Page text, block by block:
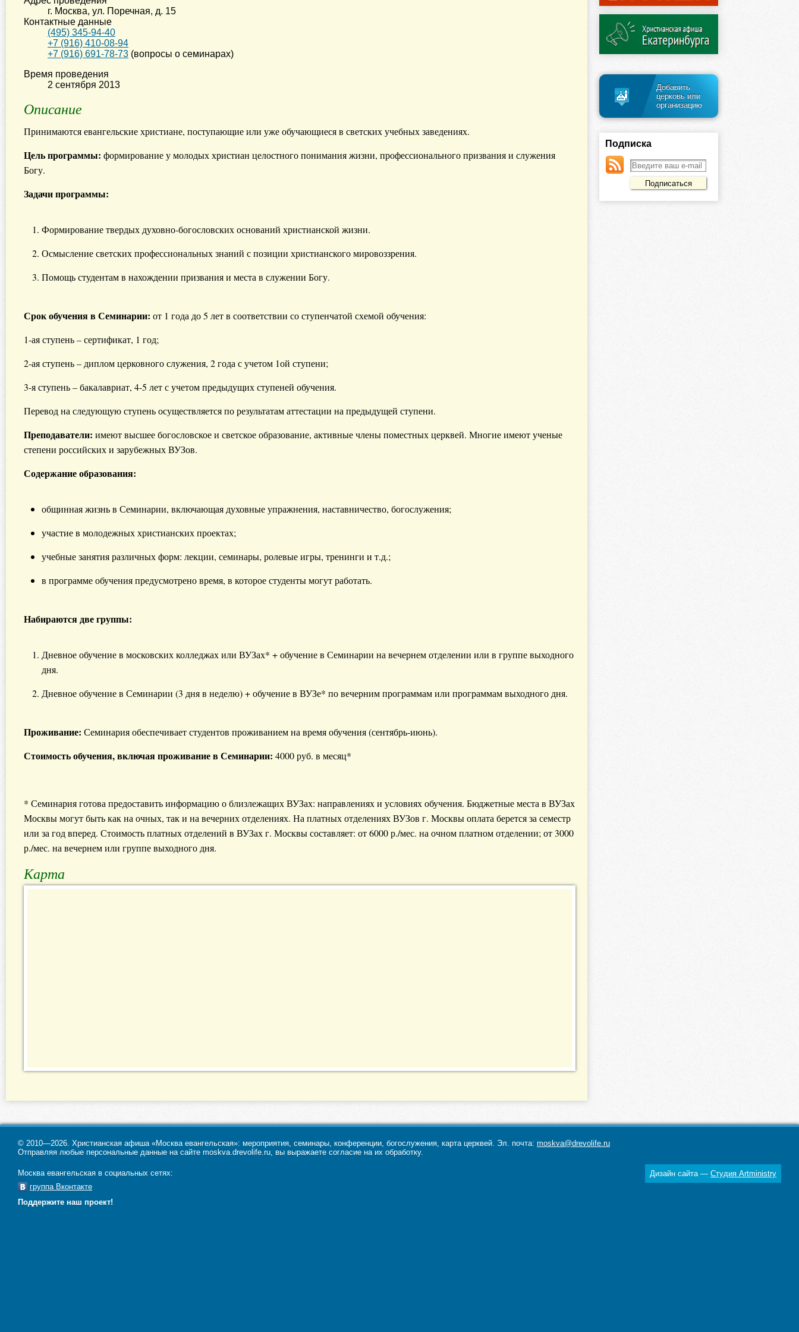
г. Москва, ул. Поречная, д. 15
Контактные данные
(495) 345-94-40
+7 (916) 410-08-94
+7 (916) 691-78-73 (вопросы о семинарах)
Время проведения
2 сентября 2013
Описание
Принимаются евангельские христиане, поступающие или уже обучающиеся в светских учебных заведениях.
Цель программы: формирование у молодых христиан целостного понимания жизни, профессионального призвания и служения
Богу.
Задачи программы:
Формирование твердых духовно-богословских оснований христианской жизни.
Осмысление светских профессиональных знаний с позиции христианского мировоззрения.
Помощь студентам в нахождении призвания и места в служении Богу.
Срок обучения в Семинарии: от 1 года до 5 лет в соответствии со ступенчатой схемой обучения:
1-ая ступень – сертификат, 1 год;
2-ая ступень – диплом церковного служения, 2 года с учетом 1ой ступени;
3-я ступень – бакалавриат, 4-5 лет с учетом предыдущих ступеней обучения.
Перевод на следующую ступень осуществляется по результатам аттестации на предыдущей ступени.
Преподаватели: имеют высшее богословское и светское образование, активные члены поместных церквей. Многие имеют ученые
степени российских и зарубежных ВУЗов.
Содержание образования:
общинная жизнь в Семинарии, включающая духовные упражнения, наставничество, богослужения;
участие в молодежных христианских проектах;
учебные занятия различных форм: лекции, семинары, ролевые игры, тренинги и т.д.;
в программе обучения предусмотрено время, в которое студенты могут работать.
Набираются две группы:
Дневное обучение в московских колледжах или ВУЗах* + обучение в Семинарии на вечернем отделении или в группе выходного
дня.
Дневное обучение в Семинарии (3 дня в неделю) + обучение в ВУЗе* по вечерним программам или программам выходного дня.
Проживание: Семинария обеспечивает студентов проживанием на время обучения (сентябрь-июнь).
Стоимость обучения, включая проживание в Семинарии: 4000 руб. в месяц*
* Семинария готова предоставить информацию о близлежащих ВУЗах: направлениях и условиях обучения. Бюджетные места в ВУЗах
Москвы могут быть как на очных, так и на вечерних отделениях. На платных отделениях ВУЗов г. Москвы оплата берется за семестр
или за год вперед. Стоимость платных отделений в ВУЗах г. Москвы составляет: от 6000 р./мес. на очном платном отделении; от 3000
р./мес. на вечернем или группе выходного дня.
Карта
Добавить
церковь или
организацию
Подписка
© 2010—2026. Христианская афиша «Москва евангельская»: мероприятия, семинары, конференции, богослужения, карта церквей. Эл. почта: moskva@drevolife.ru
Отправляя любые персональные данные на сайте moskva.drevolife.ru, вы выражаете согласие на их обработку.
Москва евангельская в социальных сетях:
группа Вконтакте
Дизайн сайта — Студия Artministry
Поддержите наш проект!